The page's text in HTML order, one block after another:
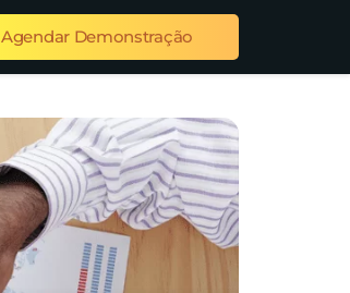
Agendar Demonstração